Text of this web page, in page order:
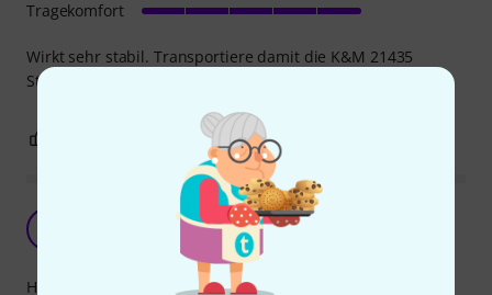
Wirkt sehr stabil. Transportiere damit die K&M 21435
Stative bisher problemlos.
Tragekomfort
BEWERTUNG MELDEN
Top! universell, gut verarbeitet und praktisch
KSOT 23.07.2024
Handling